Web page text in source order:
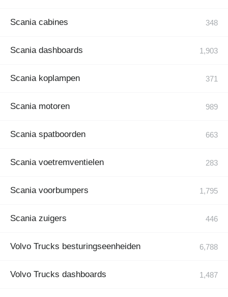
Scania cabines
Scania dashboards
Scania koplampen
Scania motoren
Scania spatboorden
Scania voetremventielen
Scania voorbumpers
Scania zuigers
Volvo Trucks besturingseenheiden
Volvo Trucks dashboards